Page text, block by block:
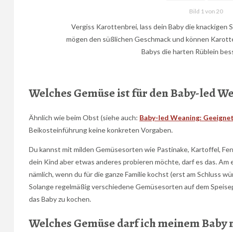
Bild 1 von 20
Vergiss Karottenbrei, lass dein Baby die knackigen
mögen den süßlichen Geschmack und können
Babys die harten Rüblein
Welches Gemüse ist für den Baby-led
Ähnlich wie beim Obst (siehe auch: Baby-led Weaning:
Beikosteinführung keine konkreten Vorgaben.
Du kannst mit milden Gemüsesorten wie Pastinake, Kartoffel,
dein Kind aber etwas anderes probieren möchte, darf es das.
nämlich, wenn du für die ganze Familie kochst (erst am Schluss
Solange regelmäßig verschiedene Gemüsesorten auf dem
das Baby zu kochen.
Welches Gemüse darf ich meinem Baby